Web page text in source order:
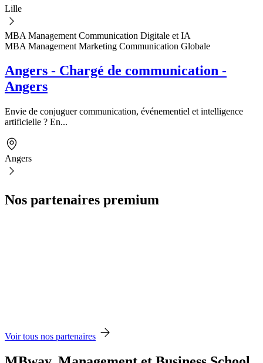
Lille
MBA Management Communication Digitale et IA
MBA Management Marketing Communication Globale
Angers - Chargé de communication -
Angers
Envie de conjuguer communication, événementiel et intelligence
artificielle ? En...
Angers
Nos partenaires premium
Voir tous nos partenaires